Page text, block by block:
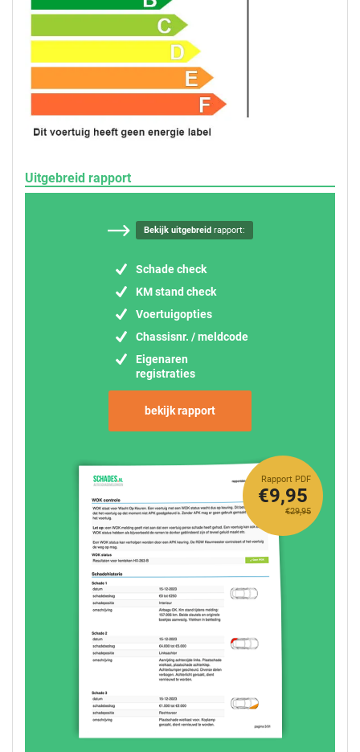
Uitgebreid rapport
Bekijk uitgebreidrapport:
Schade check
KM stand check
Voertuigopties
Chassisnr. / meldcode
Eigenaren
registraties
bekijk rapport
Rapport PDF
€29,95
€9,95